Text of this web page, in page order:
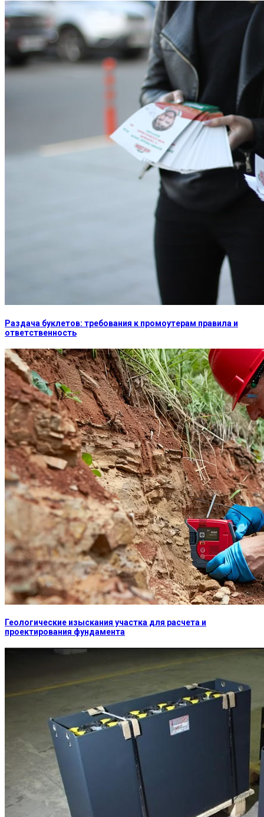
Раздача буклетов: требования к промоутерам правила и
ответственность
Геологические изыскания участка для расчета и
проектирования фундамента